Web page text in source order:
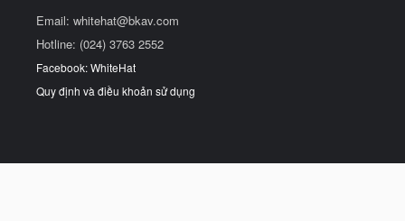
Email: whitehat@bkav.com
Hotline: (024) 3763 2552
Facebook: WhiteHat
Quy định và điều khoản sử dụng